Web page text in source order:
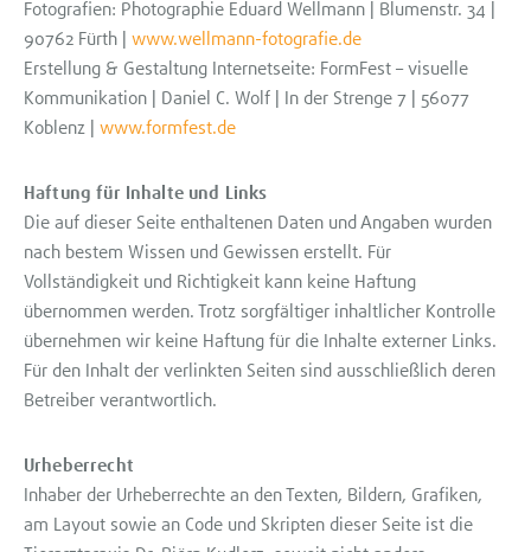
Fotografien: Photographie Eduard Wellmann | Blumenstr. 34 |
90762 Fürth | www.wellmann-fotografie.de
Erstellung & Gestaltung Internetseite: FormFest – visuelle
Kommunikation | Daniel C. Wolf | In der Strenge 7 | 56077
Koblenz | www.formfest.de
Haftung für Inhalte und Links
Die auf dieser Seite enthaltenen Daten und Angaben wurden
nach bestem Wissen und Gewissen erstellt. Für
Vollständigkeit und Richtigkeit kann keine Haftung
übernommen werden. Trotz sorgfältiger inhaltlicher Kontrolle
übernehmen wir keine Haftung für die Inhalte externer Links.
Für den Inhalt der verlinkten Seiten sind ausschließlich deren
Betreiber verantwortlich.
Urheberrecht
Inhaber der Urheberrechte an den Texten, Bildern, Grafiken,
am Layout sowie an Code und Skripten dieser Seite ist die